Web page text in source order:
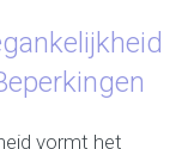
vormt het